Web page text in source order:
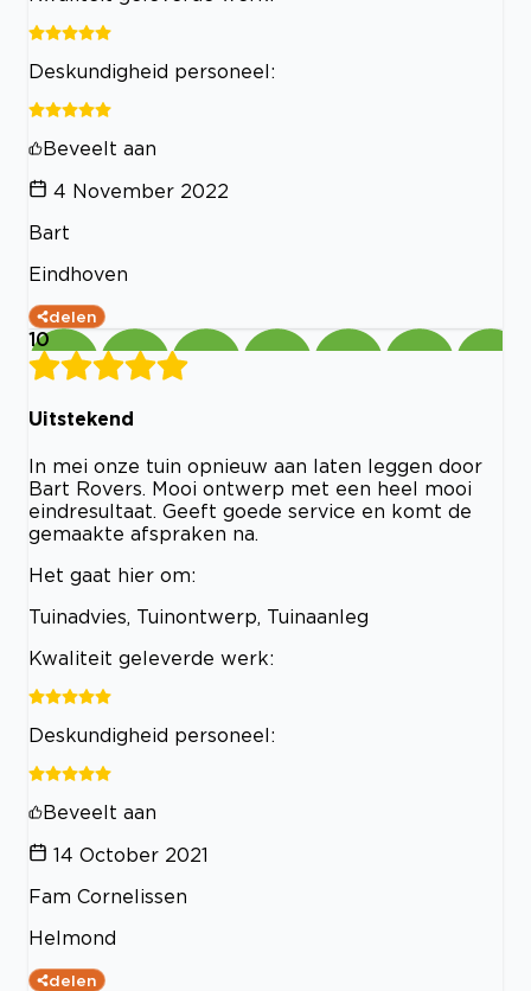
Deskundigheid personeel:
Beveelt aan
4 November 2022
Bart
Eindhoven
delen
10
Uitstekend
In mei onze tuin opnieuw aan laten leggen door
Bart Rovers. Mooi ontwerp met een heel mooi
eindresultaat. Geeft goede service en komt de
gemaakte afspraken na.
Het gaat hier om:
Tuinadvies, Tuinontwerp, Tuinaanleg
Kwaliteit geleverde werk:
Deskundigheid personeel:
Beveelt aan
14 October 2021
Fam Cornelissen
Helmond
delen